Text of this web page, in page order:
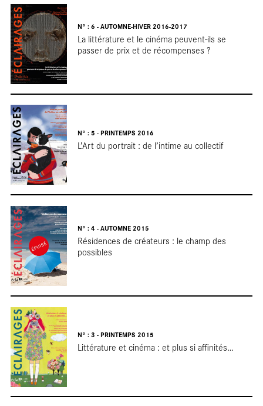
N° : 6 - AUTOMNE-HIVER 2016-2017
La littérature et le cinéma peuvent-ils se
passer de prix et de récompenses ?
N° : 5 - PRINTEMPS 2016
L’Art du portrait : de l’intime au collectif
N° : 4 - AUTOMNE 2015
Résidences de créateurs : le champ des
possibles
N° : 3 - PRINTEMPS 2015
Littérature et cinéma : et plus si affinités…